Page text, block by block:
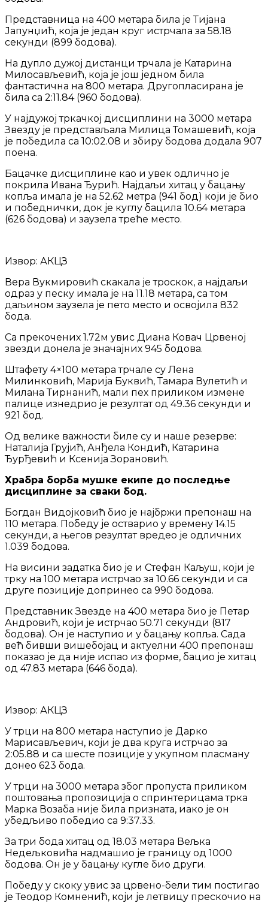
Представница на 400 метара била је Тијана
Јапунџић, која је један круг истрчала за 58.18
секунди (899 бодова).
На дупло дужој дистанци трчала је Катарина
Милосављевић, која је још једном била
фантастична на 800 метара. Другопласирана је
била са 2:11.84 (960 бодова).
У најдужој тркачкој дисциплини на 3000 метара
Звезду је представљала Милица Томашевић, која
је победила са 10:02.08 и збиру бодова додала 907
поена.
Бацачке дисциплине као и увек одлично је
покрила Ивана Ђурић. Најдаљи хитац у бацању
копља имала је на 52.62 метра (941 бод) који је био
и победнички, док је куглу бацила 10.64 метара
(626 бодова) и заузела треће место.
Извор: АКЦЗ
Вера Вукмировић скакала је троскок, а најдаљи
одраз у песку имала је на 11.18 метара, са том
даљином заузела је пето место и освојила 832
бода.
Са прекочених 1.72м увис Диана Ковач Црвеној
звезди донела је значајних 945 бодова.
Штафету 4×100 метара трчале су Лена
Милинковић, Марија Буквић, Тамара Вулетић и
Милана Тирнанић, мали пех приликом измене
палице изнедрио је резултат од 49.36 секунди и
921 бод.
Од велике важности биле су и наше резерве:
Наталија Грујић, Анђела Кондић, Катарина
Ђурђевић и Ксенија Зорановић.
Храбра борба мушке екипе до последње
дисциплине за сваки бод.
Богдан Видојковић био је најбржи препонаш на
110 метара. Победу је остварио у времену 14.15
секунди, а његов резултат вредео је одличних
1.039 бодова.
На висини задатка био је и Стефан Каљуш, који је
трку на 100 метара истрчао за 10.66 секунди и са
друге позиције допринео са 990 бодова.
Представник Звезде на 400 метара био је Петар
Андровић, који је истрчао 50.71 секунди (817
бодова). Он је наступио и у бацању копља. Сада
већ бивши вишебојац и актуелни 400 препонаш
показао је да није испао из форме, бацио је хитац
од 47.83 метара (646 бода).
Извор: АКЦЗ
У трци на 800 метара наступио је Дарко
Марисављевич, који је два круга истрчао за
2:05.88 и са шесте позиције у укупном пласману
донео 623 бода.
У трци на 3000 метара због пропуста приликом
поштовања пропозиција о спринтерицама трка
Марка Возаба није била призната, иако је он
убедљиво победио са 9:37.33.
За три бода хитац од 18.03 метара Вељка
Недељковића надмашио је границу од 1000
бодова. Он је у бацању кугле био други.
Победу у скоку увис за црвено-бели тим постигао
је Теодор Комненић, који је летвицу прескочио на